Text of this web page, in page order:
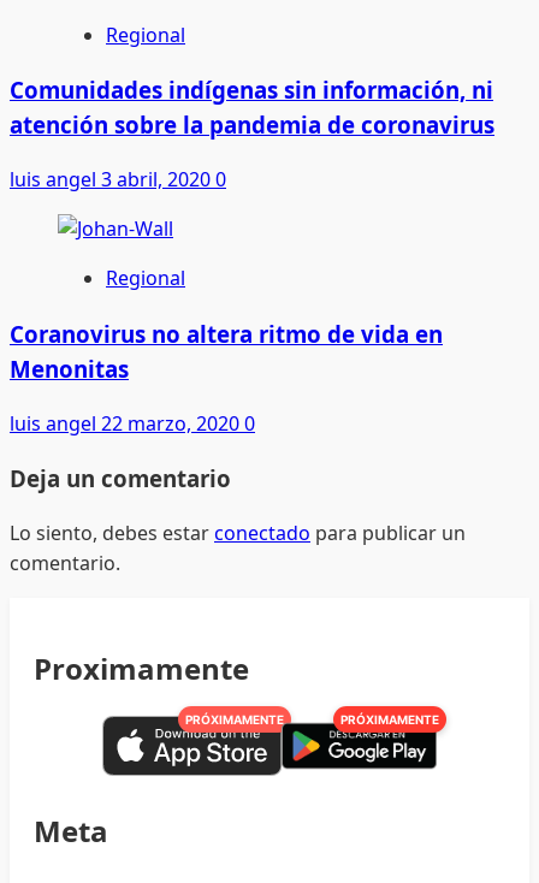
Regional
Comunidades indígenas sin información, ni
atención sobre la pandemia de coronavirus
luis angel 3 abril, 20200
Regional
Coranovirus no altera ritmo de vida en
Menonitas
luis angel 22 marzo, 20200
Deja un comentario
Lo siento, debes estarconectado para publicar un
comentario.
Proximamente
PRÓXIMAMENTE PRÓXIMAMENTE
Meta